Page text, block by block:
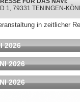
1, 79331 TENINGEN-
in zeitlicher
2026
2026
2026